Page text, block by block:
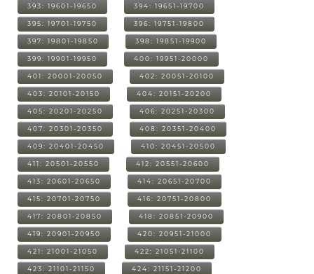
393: 19601-19650 394: 19651-19700
395: 19701-19750 396: 19751-19800
397: 19801-19850 398: 19851-19900
399: 19901-19950 400: 19951-20000
401: 20001-20050 402: 20051-20100
403: 20101-20150 404: 20151-20200
405: 20201-20250 406: 20251-20300
407: 20301-20350 408: 20351-20400
409: 20401-20450 410: 20451-20500
411: 20501-20550 412: 20551-20600
413: 20601-20650 414: 20651-20700
415: 20701-20750 416: 20751-20800
417: 20801-20850 418: 20851-20900
419: 20901-20950 420: 20951-21000
421: 21001-21050 422: 21051-21100
423: 21101-21150 424: 21151-21200